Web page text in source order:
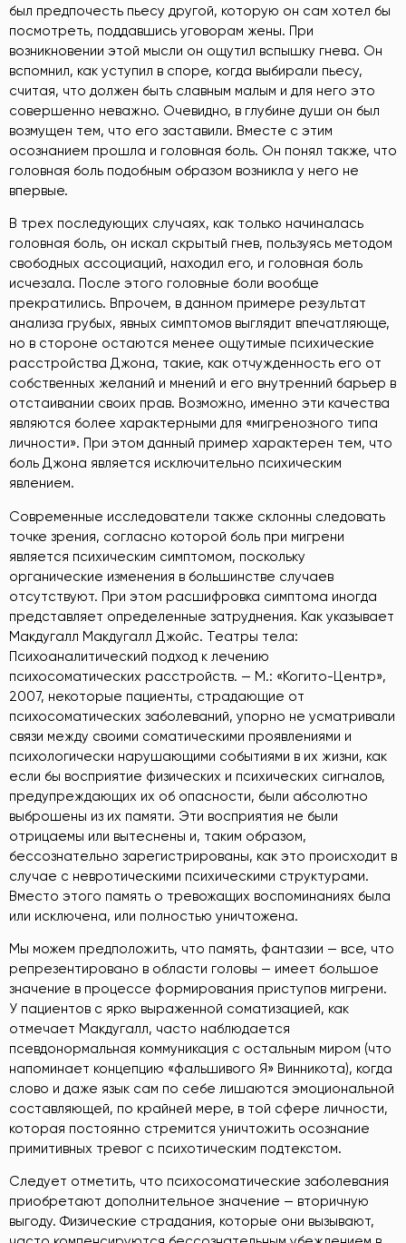
был предпочесть пьесу другой, которую он сам хотел бы
посмотреть, поддавшись уговорам жены. При
возникновении этой мысли он ощутил вспышку гнева. Он
вспомнил, как уступил в споре, когда выбирали пьесу,
считая, что должен быть славным малым и для него это
совершенно неважно. Очевидно, в глубине души он был
возмущен тем, что его заставили. Вместе с этим
осознанием прошла и головная боль. Он понял также, что
головная боль подобным образом возникла у него не
впервые.
В трех последующих случаях, как только начиналась
головная боль, он искал скрытый гнев, пользуясь методом
свободных ассоциаций, находил его, и головная боль
исчезала. После этого головные боли вообще
прекратились. Впрочем, в данном примере результат
анализа грубых, явных симптомов выглядит впечатляюще,
но в стороне остаются менее ощутимые психические
расстройства Джона, такие, как отчужденность его от
собственных желаний и мнений и его внутренний барьер в
отстаивании своих прав. Возможно, именно эти качества
являются более характерными для «мигренозного типа
личности». При этом данный пример характерен тем, что
боль Джона является исключительно психическим
явлением.
Современные исследователи также склонны следовать
точке зрения, согласно которой боль при мигрени
является психическим симптомом, поскольку
органические изменения в большинстве случаев
отсутствуют. При этом расшифровка симптома иногда
представляет определенные затруднения. Как указывает
Макдугалл Макдугалл Джойс. Театры тела:
Психоаналитический подход к лечению
психосоматических расстройств. — М.: «Когито-Центр»,
2007, некоторые пациенты, страдающие от
психосоматических заболеваний, упорно не усматривали
связи между своими соматическими проявлениями и
психологически нарушающими событиями в их жизни, как
если бы восприятие физических и психических сигналов,
предупреждающих их об опасности, были абсолютно
выброшены из их памяти. Эти восприятия не были
отрицаемы или вытеснены и, таким образом,
бессознательно зарегистрированы, как это происходит в
случае с невротическими психическими структурами.
Вместо этого память о тревожащих воспоминаниях была
или исключена, или полностью уничтожена.
Мы можем предположить, что память, фантазии — все, что
репрезентировано в области головы — имеет большое
значение в процессе формирования приступов мигрени.
У пациентов с ярко выраженной соматизацией, как
отмечает Макдугалл, часто наблюдается
псевдонормальная коммуникация с остальным миром (что
напоминает концепцию «фальшивого Я» Винникота), когда
слово и даже язык сам по себе лишаются эмоциональной
составляющей, по крайней мере, в той сфере личности,
которая постоянно стремится уничтожить осознание
примитивных тревог с психотическим подтекстом.
Следует отметить, что психосоматические заболевания
приобретают дополнительное значение — вторичную
выгоду. Физические страдания, которые они вызывают,